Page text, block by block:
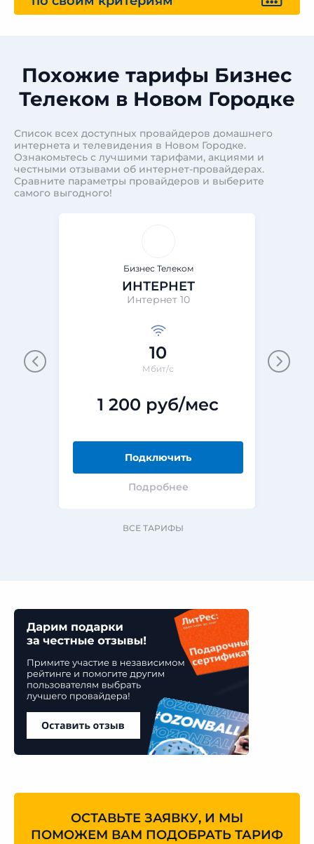
Похожие тарифы Бизнес
Телеком в Новом Городке
Список всех доступных провайдеров домашнего
интернета и телевидения в Новом Городке.
Ознакомьтесь с лучшими тарифами, акциями и
честными отзывами об интернет-провайдерах.
Сравните параметры провайдеров и выберите
самого выгодного!
Бизнес Телеком
ИНТЕРНЕТ
Интернет 10
10
Мбит/с
1 200 руб/мес
Подключить
Подробнее
ВСЕ ТАРИФЫ
ОСТАВЬТЕ ЗАЯВКУ, И МЫ
ПОМОЖЕМ ВАМ ПОДОБРАТЬ ТАРИФ